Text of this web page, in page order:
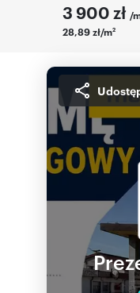
3 900 zł /
28,89 zł/m2